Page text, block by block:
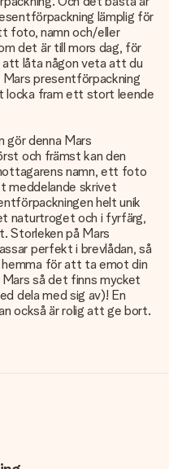
lämplig för
foto, namn och/eller
det är till mors dag, för
låta någon veta att du
Mars presentförpackning
locka fram ett stort leende
gör denna Mars
och främst kan den
namn, ett foto
meddelande skrivet
helt unik
naturtroget och i fyrfärg,
Storleken på Mars
perfekt i brevlådan, så
för att ta emot din
så det finns mycket
dela med sig av)! En
också är rolig att ge bort.